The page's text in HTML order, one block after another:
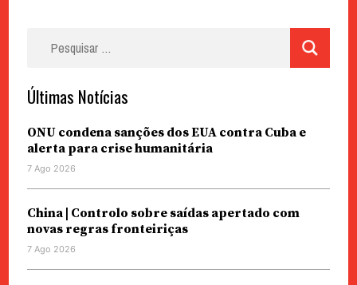
Últimas Notícias
ONU condena sanções dos EUA contra Cuba e
alerta para crise humanitária
7 Ago 2026
China | Controlo sobre saídas apertado com
novas regras fronteiriças
7 Ago 2026